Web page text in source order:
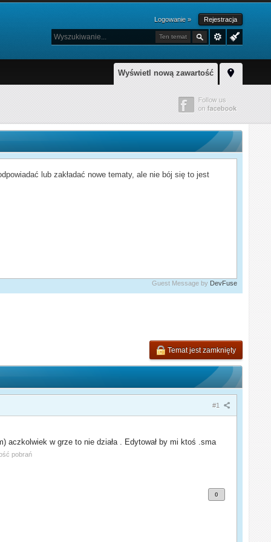
Logowanie » Rejestracja
Ten temat
Wyświetl nową zawartość
lub zakładać nowe tematy, ale nie bój się to jest
Guest Message by DevFuse
Temat jest zamknięty
#1
aczkolwiek w grze to nie działa . Edytował by mi ktoś .sma
pobrań
0